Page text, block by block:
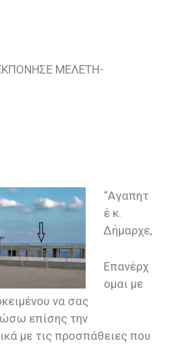
ΜΕΛΕΤΗ-
“Αγαπητ
έ κ.
Δήμαρχε,
Επανέρχ
ομαι με
να σας
επίσης την
με τις προσπάθειες που